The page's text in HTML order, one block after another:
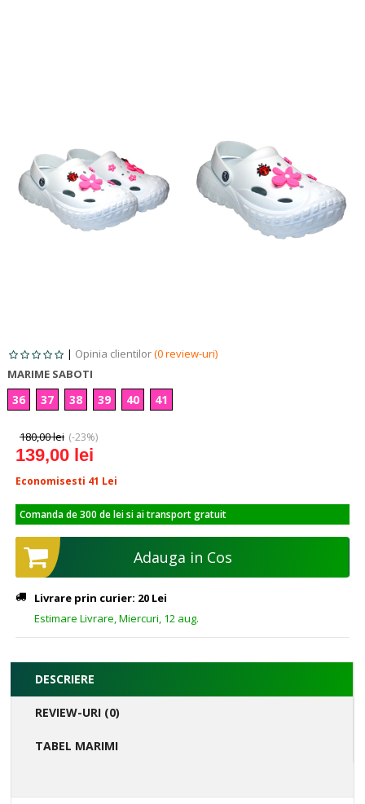
| Opinia clientilor(0 review-uri)
MARIME SABOTI
36 37 38 39 40 41
180,00 lei (-23%)
139,00 lei
Economisesti 41 Lei
Comanda de 300 de lei si ai transport gratuit
Adauga in Cos
Livrare prin curier: 20 Lei
Estimare Livrare, Miercuri, 12 aug.
DESCRIERE
REVIEW-URI (0)
TABEL MARIMI